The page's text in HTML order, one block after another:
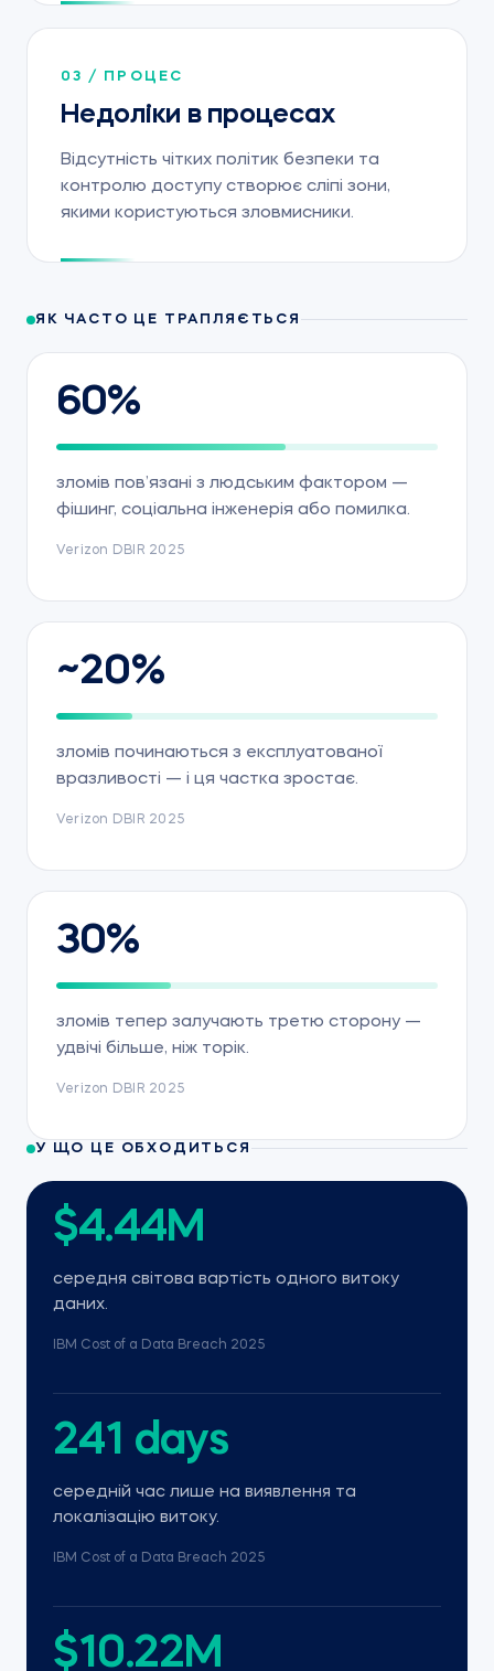
03 / ПРОЦЕС
Недоліки в процесах
Відсутність чітких політик безпеки та
контролю доступу створює сліпі зони,
якими користуються зловмисники.
ЯК ЧАСТО ЦЕ ТРАПЛЯЄТЬСЯ
60%
зломів пов’язані з людським фактором —
фішинг, соціальна інженерія або помилка.
Verizon DBIR 2025
~20%
зломів починаються з експлуатованої
вразливості — і ця частка зростає.
Verizon DBIR 2025
30%
зломів тепер залучають третю сторону —
удвічі більше, ніж торік.
Verizon DBIR 2025
У ЩО ЦЕ ОБХОДИТЬСЯ
$4.44M
середня світова вартість одного витоку
даних.
IBM Cost of a Data Breach 2025
241 days
середній час лише на виявлення та
локалізацію витоку.
IBM Cost of a Data Breach 2025
$10.22M